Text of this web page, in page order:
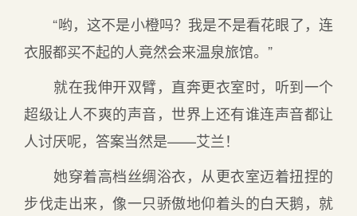
“哟，这不是小橙吗？我是不是看花眼了，连
衣服都买不起的人竟然会来温泉旅馆。”
就在我伸开双臂，直奔更衣室时，听到一个
超级让人不爽的声音，世界上还有谁连声音都让
人讨厌呢，答案当然是——艾兰！
她穿着高档丝绸浴衣，从更衣室迈着扭捏的
步伐走出来，像一只骄傲地仰着头的白天鹅，就